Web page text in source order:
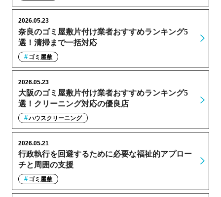
奈良のゴミ屋敷片付け業者おすすめランキング5
選！清掃まで一括対応
2026.05.23
ゴミ屋敷
大阪のゴミ屋敷片付け業者おすすめランキング5
選！クリーニング対応の優良店
2026.05.23
ハウスクリーニング
行政執行を回避するために必要な福祉的アプロー
チと周囲の支援
2026.05.21
ゴミ屋敷